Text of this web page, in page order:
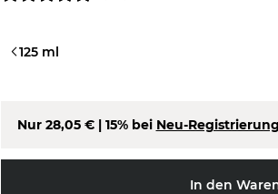
125 ml
Nur 28,05 €| 15% bei Neu-Registrierung
In den